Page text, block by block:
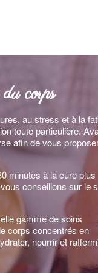
corps
au stress et à la
toute particulière.
afin de vous
minutes à la cure plus
conseillons sur le
gamme de soins
corps concentrés en
nourrir et